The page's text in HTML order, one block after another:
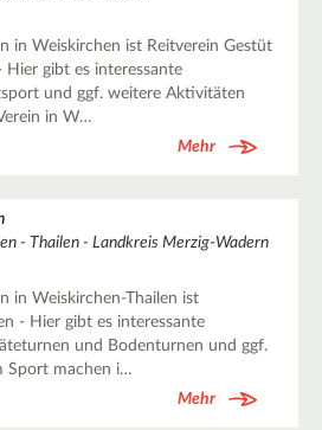
in Weiskirchen ist Reitverein Gestüt
gibt es interessante
und ggf. weitere Aktivitäten
in W…
Mehr
- Thailen - Landkreis Merzig-Wadern
in Weiskirchen-Thailen ist
- Hier gibt es interessante
und Bodenturnen und ggf.
Sport machen i…
Mehr